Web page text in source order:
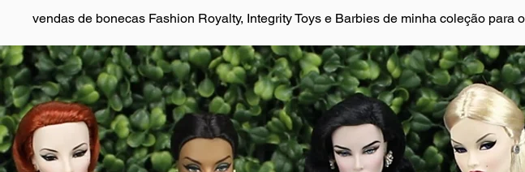
vendas de bonecas Fashion Royalty, Integrity Toys e Barbies de minha coleção